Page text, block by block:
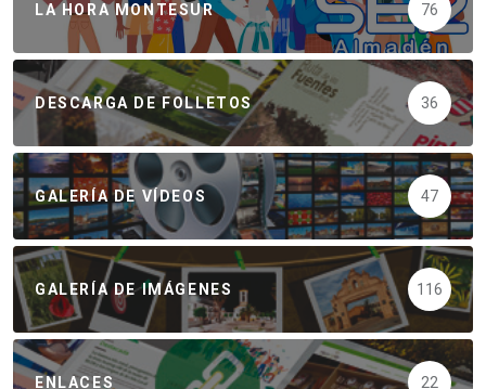
LA HORA MONTESUR 76
DESCARGA DE FOLLETOS 36
GALERÍA DE VÍDEOS 47
GALERÍA DE IMÁGENES 116
ENLACES 22